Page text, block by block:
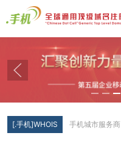
[.手机]WHOIS 手机城市服务商